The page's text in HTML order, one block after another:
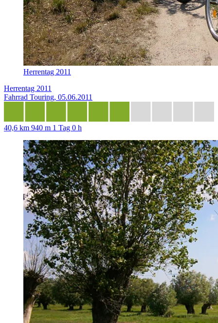
Herrentag 2011
Herrentag 2011
Fahrrad Touring, 05.06.2011
40,6 km 940 m 1 Tag 0 h